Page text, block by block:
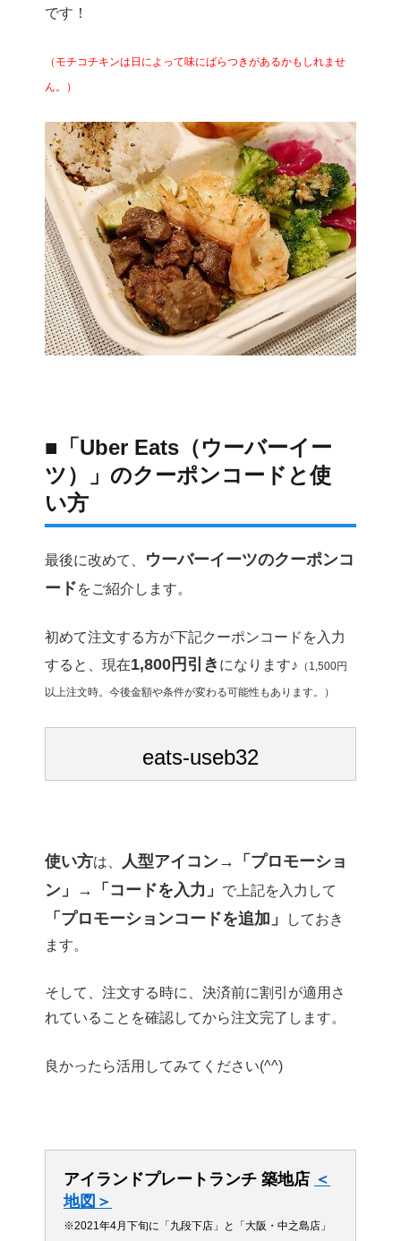
です！
（モチコチキンは日によって味にばらつきがあるかもしれませ
ん。）
■「Uber Eats（ウーバーイー
ツ）」のクーポンコードと使
い方
最後に改めて、
ウーバーイーツのクーポンコ
ードをご紹介します。
初めて注文する方が下記クーポンコードを入力
すると、現在1,800円引き になります♪ （1,500円
以上注文時。今後金額や条件が変わる可能性もあります。）
eats-useb32
使い方は、
人型アイコン→「プロモーショ
ン」→「コードを入力」
で上記を入力して
「プロモーションコードを追加」
しておき
ます。
そして、注文する時に、決済前に割引が適用さ
れていることを確認してから注文完了します。
良かったら活用してみてください(^^)
アイランドプレートランチ 築地店 ＜
地図＞
※2021年4月下旬に「九段下店」と「大阪・中之島店」